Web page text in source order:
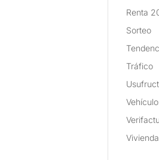
Renta
Sorteo
Tráfico
Verifactu
Vivienda